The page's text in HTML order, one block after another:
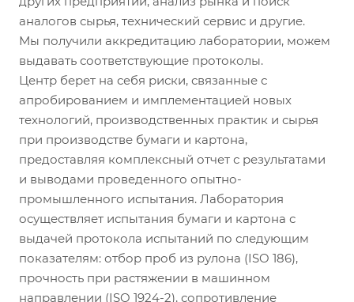
аналогов сырья, технический сервис и другие.
Мы получили аккредитацию лаборатории, можем
выдавать соответствующие протоколы.
Центр берет на себя риски, связанные с
апробированием и имплементацией новых
технологий, производственных практик и сырья
при производстве бумаги и картона,
предоставляя комплексный отчет с результатами
и выводами проведенного опытно-
промышленного испытания. Лаборатория
осуществляет испытания бумаги и картона с
выдачей протокола испытаний по следующим
показателям: отбор проб из рулона (ISO 186),
прочность при растяжении в машинном
направлении (ISO 1924-2), сопротивление